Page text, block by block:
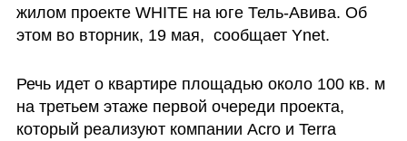
жилом проекте WHITE на юге Тель-Авива. Об
этом во вторник, 19 мая,  сообщает Ynet.
Речь идет о квартире площадью около 100 кв. м
на третьем этаже первой очереди проекта,
который реализуют компании Acro и Terra